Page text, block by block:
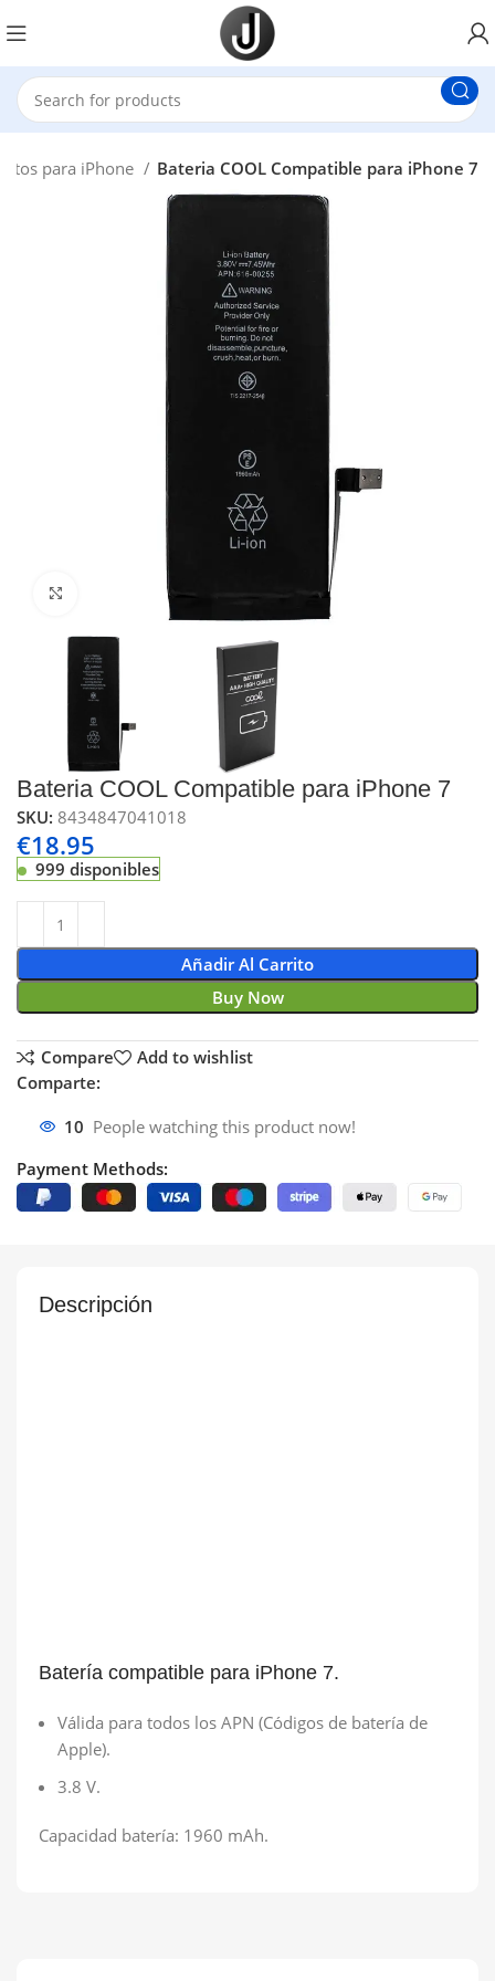
para iPhone Bateria COOL Compatible para iPhone 7
Click to enlarge
Bateria COOL Compatible para iPhone 7
SKU:8434847041018
€18.95
999 disponibles
Añadir Al Carrito
Buy Now
Compare
Add to wishlist
Comparte:
10 People watching this product now!
Payment Methods:
Descripción
Batería compatible para iPhone 7.
Válida para todos los APN (Códigos de batería de
Apple).
3.8 V.
Capacidad batería: 1960 mAh.